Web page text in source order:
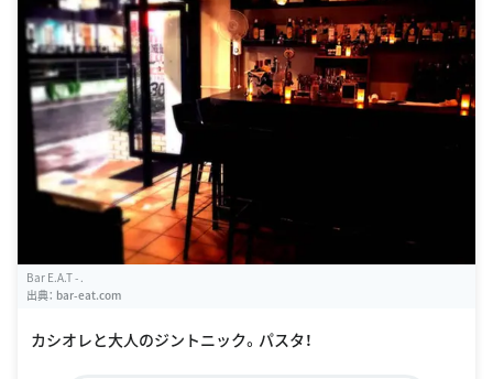
Bar E.A.T - .
出典： bar-eat.com
カシオレと大人のジントニック。パスタ！